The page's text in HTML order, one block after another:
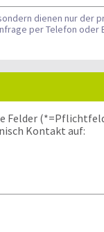
dienen nur der
per Telefon oder
Felder
Kontakt auf: